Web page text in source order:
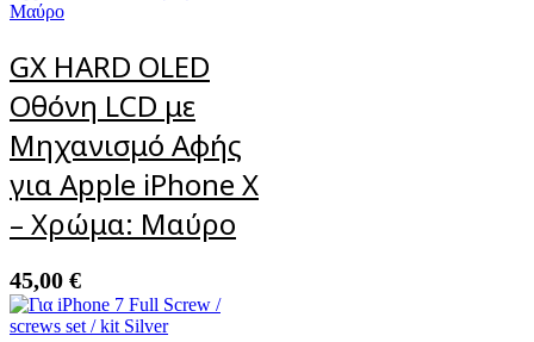
GX HARD OLED
Οθόνη LCD με
Μηχανισμό Αφής
για Apple iPhone X
– Χρώμα: Μαύρο
45,00 €